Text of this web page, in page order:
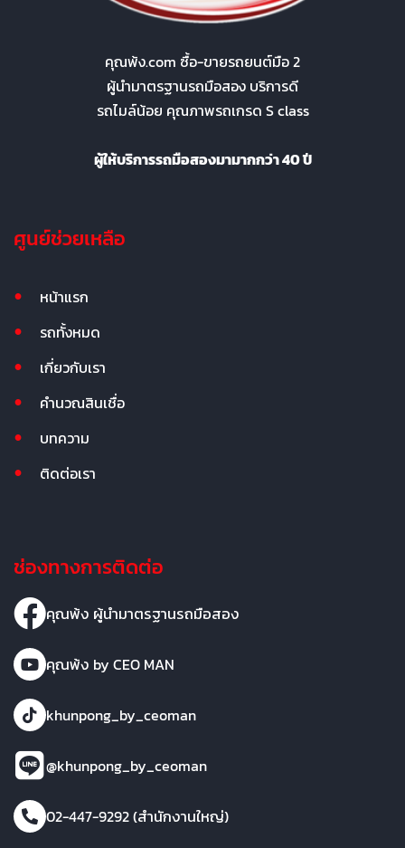
คุณพ้ง.com ซื้อ-ขายรถยนต์มือ 2
ผู้นำมาตรฐานรถมือสอง บริการดี
รถไมล์น้อย คุณภาพรถเกรด S class
ผู้ให้บริการรถมือสองมามากกว่า 40 ปี
ศูนย์ช่วยเหลือ
หน้าแรก
รถทั้งหมด
เกี่ยวกับเรา
คำนวณสินเชื่อ
บทความ
ติดต่อเรา
ช่องทางการติดต่อ
คุณพ้ง ผู้นำมาตรฐานรถมือสอง
คุณพ้ง by CEO MAN
khunpong_by_ceoman
@khunpong_by_ceoman
02-447-9292 (สำนักงานใหญ่)